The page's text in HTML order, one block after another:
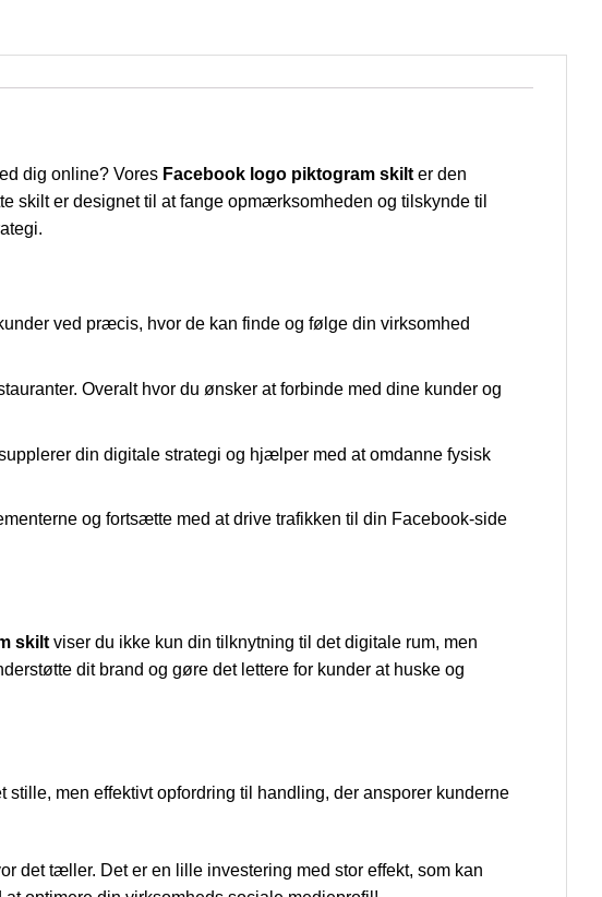
dig online? Vores Facebook logo piktogram skilt er den
er designet til at fange opmærksomheden og tilskynde til
ved præcis, hvor de kan finde og følge din virksomhed
Overalt hvor du ønsker at forbinde med dine kunder og
din digitale strategi og hjælper med at omdanne fysisk
og fortsætte med at drive trafikken til din Facebook-side
skilt viser du ikke kun din tilknytning til det digitale rum, men
dit brand og gøre det lettere for kunder at huske og
men effektivt opfordring til handling, der ansporer kunderne
det tæller. Det er en lille investering med stor effekt, som kan